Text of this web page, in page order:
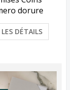
dorure
DÉTAILS